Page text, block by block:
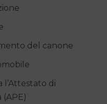
del canone
l’Attestato di